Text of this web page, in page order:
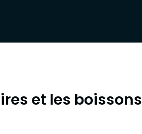
et les boissons